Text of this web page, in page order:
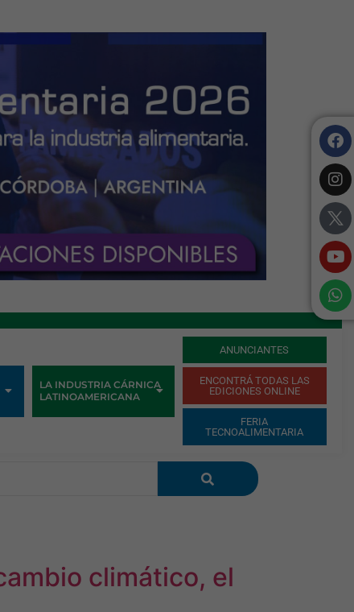
LA INDUSTRIA CÁRNICA
LATINOAMERICANA
ANUNCIANTES
ENCONTRÁ TODAS LAS
EDICIONES ONLINE
FERIA
TECNOALIMENTARIA
climático, el